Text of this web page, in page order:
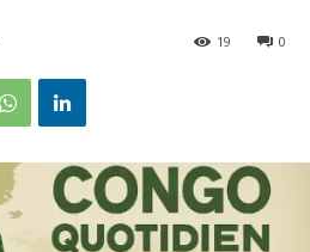
0
19